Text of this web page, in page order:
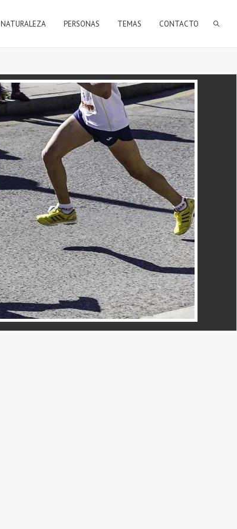
NATURALEZA PERSONAS TEMAS CONTACTO
FORMULARIO DE BÚSQUEDA